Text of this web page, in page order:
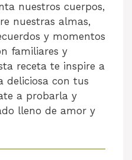
nuestros cuerpos,
nuestras almas,
y momentos
familiares y
receta te inspire a
deliciosa con tus
a probarla y
lleno de amor y